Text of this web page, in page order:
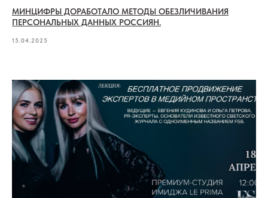
МИНЦИФРЫ ДОРАБОТАЛО МЕТОДЫ ОБЕЗЛИЧИВАНИЯ
ПЕРСОНАЛЬНЫХ ДАННЫХ РОССИЯН.
15.04.2025